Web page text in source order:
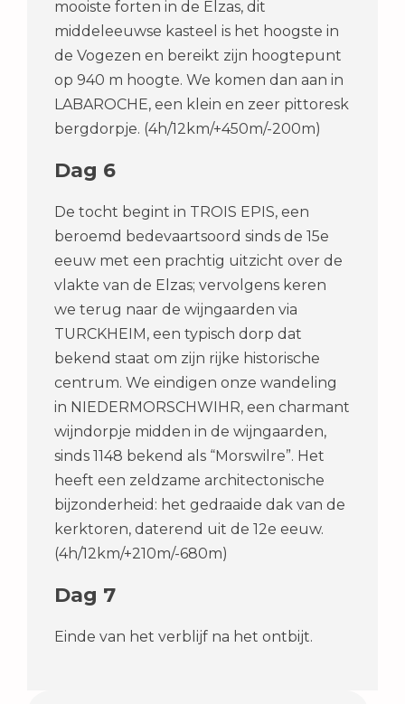
mooiste forten in de Elzas, dit
middeleeuwse kasteel is het hoogste in
de Vogezen en bereikt zijn hoogtepunt
op 940 m hoogte. We komen dan aan in
LABAROCHE, een klein en zeer pittoresk
bergdorpje. (4h/12km/+450m/-200m)
Dag 6
De tocht begint in TROIS EPIS, een
beroemd bedevaartsoord sinds de 15e
eeuw met een prachtig uitzicht over de
vlakte van de Elzas; vervolgens keren
we terug naar de wijngaarden via
TURCKHEIM, een typisch dorp dat
bekend staat om zijn rijke historische
centrum. We eindigen onze wandeling
in NIEDERMORSCHWIHR, een charmant
wijndorpje midden in de wijngaarden,
sinds 1148 bekend als “Morswilre”. Het
heeft een zeldzame architectonische
bijzonderheid: het gedraaide dak van de
kerktoren, daterend uit de 12e eeuw.
(4h/12km/+210m/-680m)
Dag 7
Einde van het verblijf na het ontbijt.